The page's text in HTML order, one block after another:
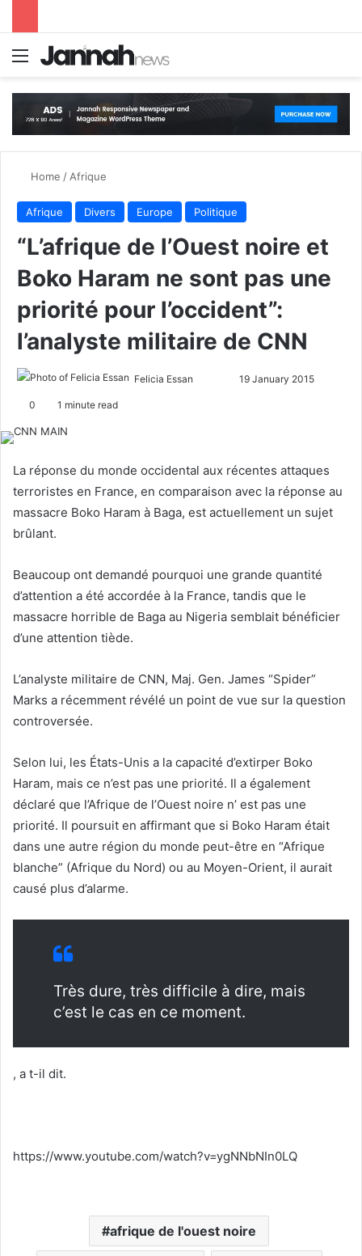
Menu
Home / Afrique
Afrique Divers Europe Politique
“L’afrique de l’Ouest noire et
Boko Haram ne sont pas une
priorité pour l’occident”:
l’analyste militaire de CNN
Felicia Essan
w
o
n
n
e
m
l
19 January 2015
0 1 minute read
La réponse du monde occidental aux récentes attaques
terroristes en France, en comparaison avec la réponse au
massacre Boko Haram à Baga, est actuellement un sujet
brûlant.
Beaucoup ont demandé pourquoi une grande quantité
d’attention a été accordée à la France, tandis que le
massacre horrible de Baga au Nigeria semblait bénéficier
d’une attention tiède.
L’analyste militaire de CNN, Maj. Gen. James “Spider”
Marks a récemment révélé un point de vue sur la question
controversée.
Selon lui, les États-Unis a la capacité d’extirper Boko
Haram, mais ce n’est pas une priorité. Il a également
déclaré que l’Afrique de l’Ouest noire n’ est pas une
priorité. Il poursuit en affirmant que si Boko Haram était
dans une autre région du monde peut-être en “Afrique
blanche” (Afrique du Nord) ou au Moyen-Orient, il aurait
causé plus d’alarme.
Très dure, très difficile à dire, mais
c’est le cas en ce moment.
, a t-il dit.
https://www.youtube.com/watch?v=ygNNbNIn0LQ
afrique de l'ouest noire